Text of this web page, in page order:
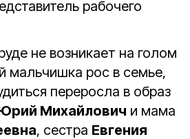
рабочего
не возникает на голом
мальчишка рос в семье,
переросла в образ
Михайлович и мама
, сестра Евгения